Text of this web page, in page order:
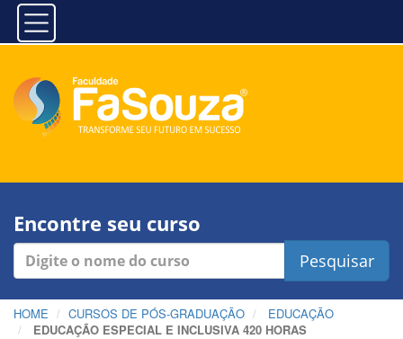
Encontre seu curso
Pesquisar
HOME CURSOS DE PÓS-GRADUAÇÃO
EDUCAÇÃO
EDUCAÇÃO ESPECIAL E INCLUSIVA 420 HORAS